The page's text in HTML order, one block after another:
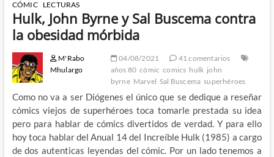
CÓMIC LECTURAS
Hulk, John Byrne y Sal Buscema contra
la obesidad mórbida
M'Rabo
Mhulargo
04/08/2021
41 comentarios
años 80 cómic comics hulk john
byrne Marvel Sal Buscema superhéroes
Como no va a ser Diógenes el único que se dedique a reseñar
cómics viejos de superhéroes toca tomarle prestada su idea
pero para hablar de cómics divertidos de verdad. Y para ello
hoy toca hablar del Anual 14 del Increíble Hulk (1985) a cargo
de dos autenticas leyendas del cómic. Por un lado tenemos a